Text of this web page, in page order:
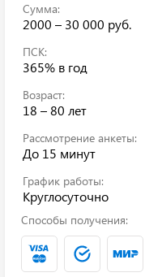
Сумма:
2000 – 30 000 руб.
ПСК:
365% в год
Возраст:
18 – 80 лет
Рассмотрение анкеты:
До 15 минут
График работы:
Круглосуточно
Способы получения: